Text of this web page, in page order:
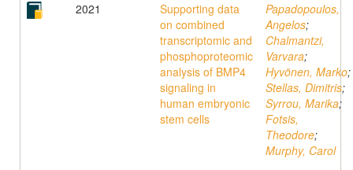
2021
Supporting data
on combined
transcriptomic and
phosphoproteomic
analysis of BMP4
signaling in
human embryonic
stem cells
Papadopoulos,
Angelos;
Chalmantzi,
Varvara;
Hyvönen, Marko;
Stellas, Dimitris;
Syrrou, Marika;
Fotsis,
Theodore;
Murphy, Carol